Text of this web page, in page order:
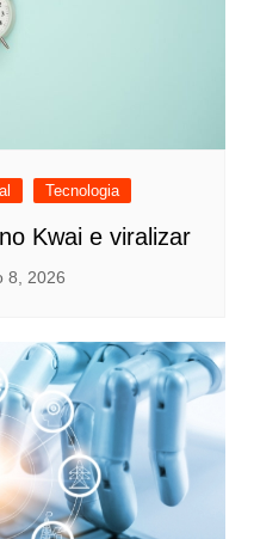
Tecnologia
Kwai e viralizar
8, 2026